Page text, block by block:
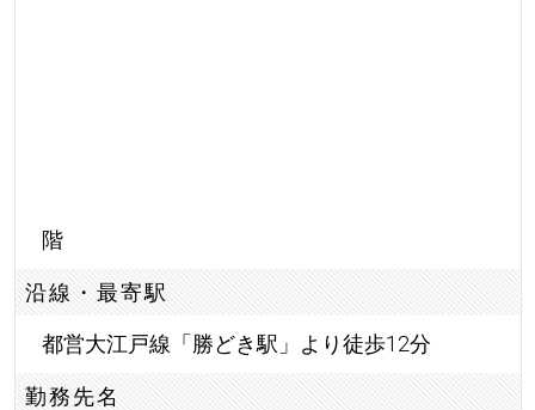
階
沿線・最寄駅
都営大江戸線「勝どき駅」より徒歩12分
勤務先名